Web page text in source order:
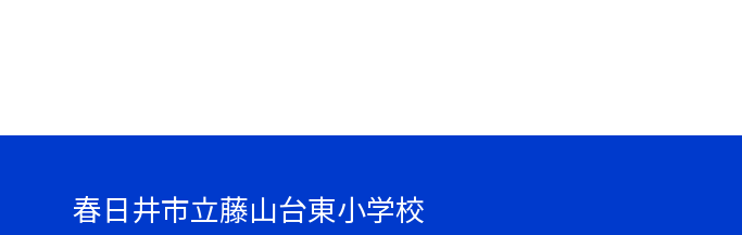
春日井市立藤山台東小学校